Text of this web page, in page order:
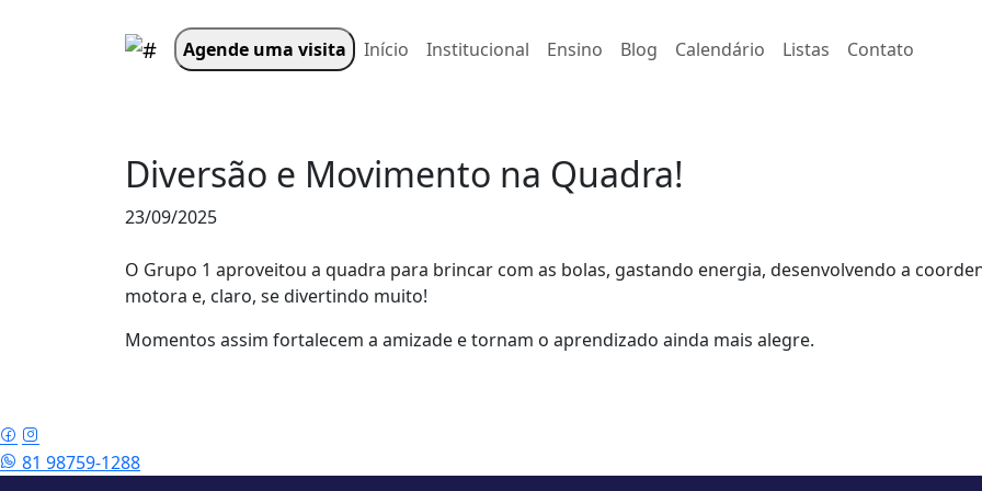
Início Institucional Ensino Blog Calendário Listas Contato
Agende uma visita
Diversão e Movimento na Quadra!
23/09/2025
O Grupo 1 aproveitou a quadra para brincar com as bolas, gastando energia, desenvolvendo a
motora e, claro, se divertindo muito!
Momentos assim fortalecem a amizade e tornam o aprendizado ainda mais alegre.
81 98759-1288